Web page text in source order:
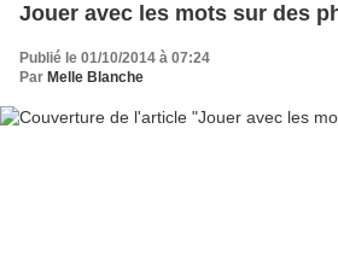
Jouer avec les mots sur des
Publié le 01/10/2014 à 07:24
Par Melle Blanche